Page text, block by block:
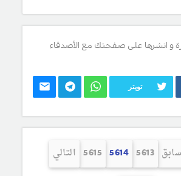
و انشرها على صفحتك مع الأصدقاء
تويتر
5613
5614
5615 التالي